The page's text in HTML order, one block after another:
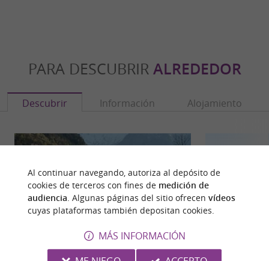
PARA DESCUBRIR ALREDEDOR
Descubrir Información Alojamiento
Al continuar navegando, autoriza al depósito de
cookies de terceros con fines de medición de
audiencia. Algunas páginas del sitio ofrecen vídeos
cuyas plataformas también depositan cookies.
MÁS INFORMACIÓN